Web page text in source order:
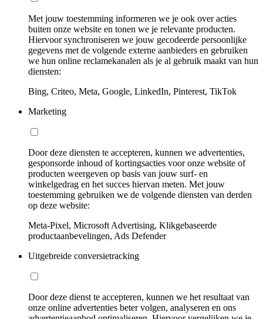
Met jouw toestemming informeren we je ook over acties
buiten onze website en tonen we je relevante producten.
Hiervoor synchroniseren we jouw gecodeerde persoonlijke
gegevens met de volgende externe aanbieders en gebruiken
we hun online reclamekanalen als je al gebruik maakt van hun
diensten:
Bing, Criteo, Meta, Google, LinkedIn, Pinterest, TikTok
Marketing
Door deze diensten te accepteren, kunnen we advertenties,
gesponsorde inhoud of kortingsacties voor onze website of
producten weergeven op basis van jouw surf- en
winkelgedrag en het succes hiervan meten. Met jouw
toestemming gebruiken we de volgende diensten van derden
op deze website:
Meta-Pixel, Microsoft Advertising, Klikgebaseerde
productaanbevelingen, Ads Defender
Uitgebreide conversietracking
Door deze dienst te accepteren, kunnen we het resultaat van
onze online advertenties beter volgen, analyseren en ons